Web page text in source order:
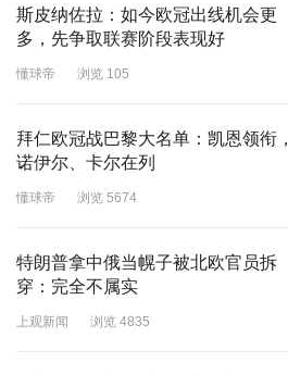
斯皮纳佐拉：如今欧冠出线机会更
多，先争取联赛阶段表现好
懂球帝 浏览 105
拜仁欧冠战巴黎大名单：凯恩领衔，
诺伊尔、卡尔在列
懂球帝 浏览 5674
特朗普拿中俄当幌子被北欧官员拆
穿：完全不属实
上观新闻 浏览 4835